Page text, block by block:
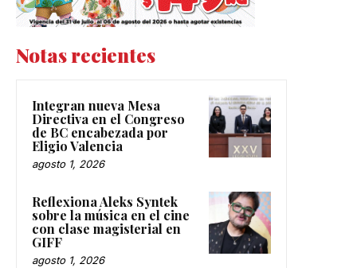
Notas recientes
Integran nueva Mesa
Directiva en el Congreso
de BC encabezada por
Eligio Valencia
agosto 1, 2026
Reflexiona Aleks Syntek
sobre la música en el cine
con clase magisterial en
GIFF
agosto 1, 2026